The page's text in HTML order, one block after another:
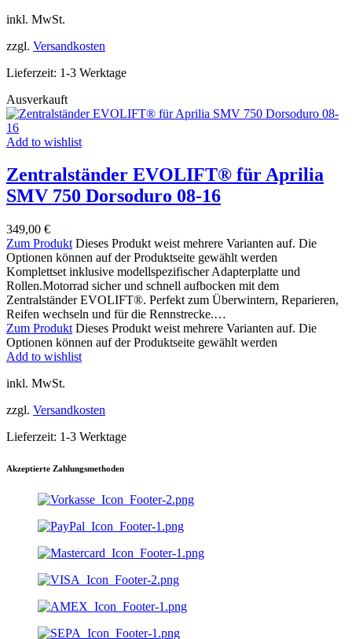
inkl. MwSt.
zzgl. Versandkosten
Lieferzeit: 1-3 Werktage
Ausverkauft
Add to wishlist
Zentralständer EVOLIFT® für Aprilia
SMV 750 Dorsoduro 08-16
349,00 €
Zum Produkt Dieses Produkt weist mehrere Varianten auf. Die
Optionen können auf der Produktseite gewählt werden
Komplettset inklusive modellspezifischer Adapterplatte und
Rollen.Motorrad sicher und schnell aufbocken mit dem
Zentralständer EVOLIFT®. Perfekt zum Überwintern, Reparieren,
Reifen wechseln und für die Rennstrecke.…
Zum Produkt Dieses Produkt weist mehrere Varianten auf. Die
Optionen können auf der Produktseite gewählt werden
Add to wishlist
inkl. MwSt.
zzgl. Versandkosten
Lieferzeit: 1-3 Werktage
Akzeptierte Zahlungsmethoden